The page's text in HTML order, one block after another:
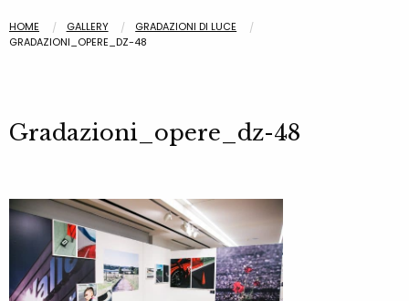
HOME GALLERY
GRADAZIONI DI LUCE
GRADAZIONI_OPERE_DZ-48
Gradazioni_opere_dz-48